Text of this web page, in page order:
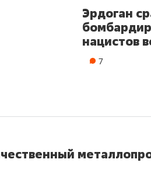
Эрдоган
нацистов
7